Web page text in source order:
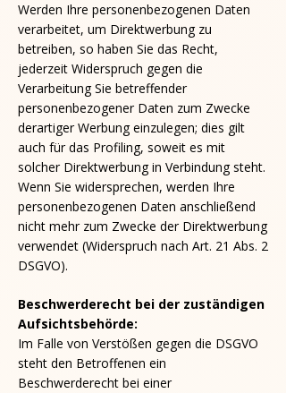
Werden Ihre personenbezogenen Daten
verarbeitet, um Direktwerbung zu
betreiben, so haben Sie das Recht,
jederzeit Widerspruch gegen die
Verarbeitung Sie betreffender
personenbezogener Daten zum Zwecke
derartiger Werbung einzulegen; dies gilt
auch für das Profiling, soweit es mit
solcher Direktwerbung in Verbindung steht.
Wenn Sie widersprechen, werden Ihre
personenbezogenen Daten anschließend
nicht mehr zum Zwecke der Direktwerbung
verwendet (Widerspruch nach Art. 21 Abs. 2
DSGVO).
Beschwerderecht bei der zuständigen
Aufsichtsbehörde:
Im Falle von Verstößen gegen die DSGVO
steht den Betroffenen ein
Beschwerderecht bei einer